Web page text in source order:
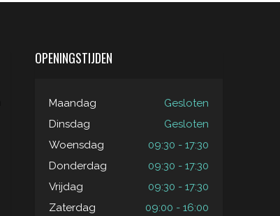
OPENINGSTIJDEN
Maandag
Gesloten
Dinsdag
Gesloten
Woensdag
09:30 - 17:30
Donderdag
09:30 - 17:30
Vrijdag
09:30 - 17:30
Zaterdag
09:00 - 16:00